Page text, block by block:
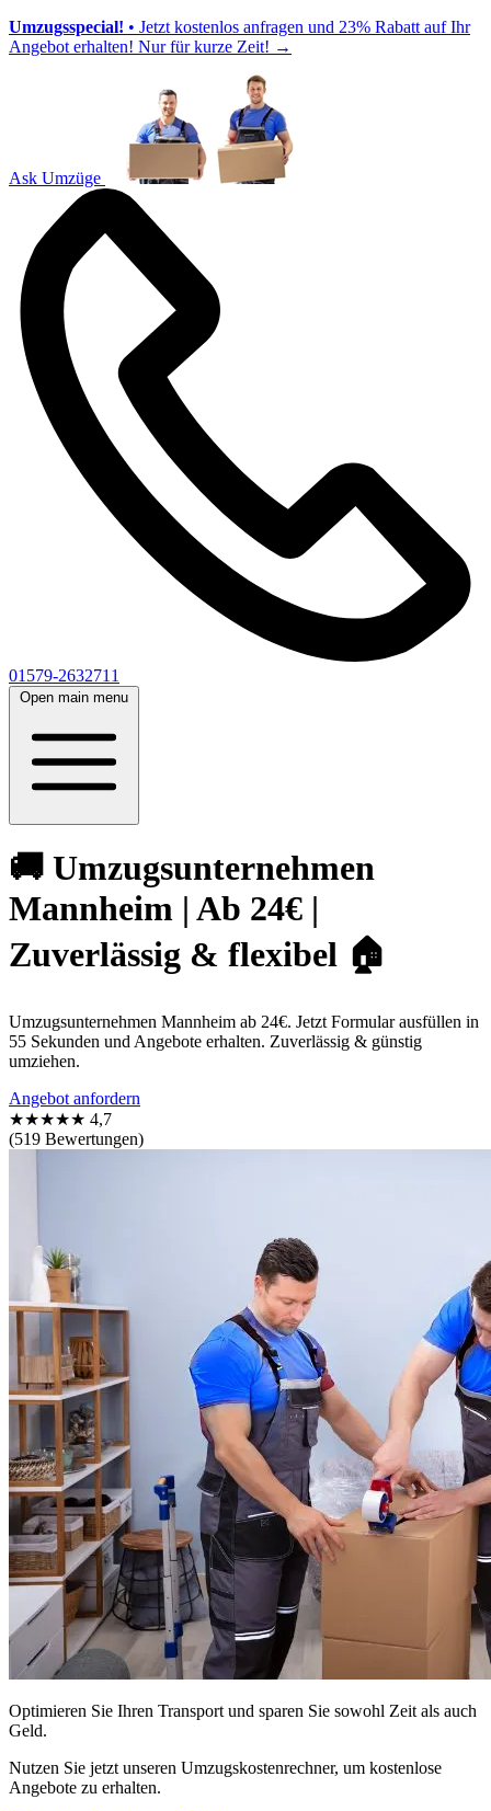
Umzugsspecial! • Jetzt kostenlos anfragen und 23% Rabatt auf Ihr
Angebot erhalten! Nur für kurze Zeit! →
Ask Umzüge
01579-2632711
Open main menu
🚚 Umzugsunternehmen
Mannheim | Ab 24€ |
Zuverlässig & flexibel 🏠
Umzugsunternehmen Mannheim ab 24€. Jetzt Formular ausfüllen in
55 Sekunden und Angebote erhalten. Zuverlässig & günstig
umziehen.
Angebot anfordern
★★★★★ 4,7
(519 Bewertungen)
Optimieren Sie Ihren Transport und sparen Sie sowohl Zeit als auch
Geld.
Nutzen Sie jetzt unseren Umzugskostenrechner, um kostenlose
Angebote zu erhalten.